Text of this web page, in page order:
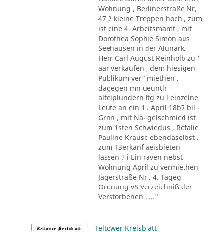
Wohnung , Berlinerstraße Nr,
47 2 kleine Treppen hoch , zum
ist eine 4. Arbeitsmamt , mit
Dorothea Sophie Simon aus
Seehausen in der Alunark.
Herr Carl August Reinholb zu '
aar verkaufen , dem hiesigen
Publikum ver" miethen .
dagegen mn ueuntlr
alteiplundern ltg zu l einzelne
Leute an ein 1 . April 18b7 bil -
Grnn , mit Na- gelschmied ist
zum 1sten Schwiedus , Rofalie
Pauline Krause ebendaselbst .
zum T3erkanf aeisbieten
lassen ? i Ein raven nebst
Wohnung April zu vermiethen
Jägerstraße Nr . 4. Tageg
Ordnung vS Verzeichniß der
Verstorbenen . ..."
Teltower Kreisblatt